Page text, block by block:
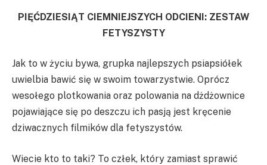
PIĘĆDZIESIĄT CIEMNIEJSZYCH ODCIENI: ZESTAW
FETYSZYSTY
Jak to w życiu bywa, grupka najlepszych psiapsiółek
uwielbia bawić się w swoim towarzystwie. Oprócz
wesołego plotkowania oraz polowania na dżdżownice
pojawiające się po deszczu ich pasją jest kręcenie
dziwacznych filmików dla fetyszystów.
Wiecie kto to taki? To człek, który zamiast sprawić